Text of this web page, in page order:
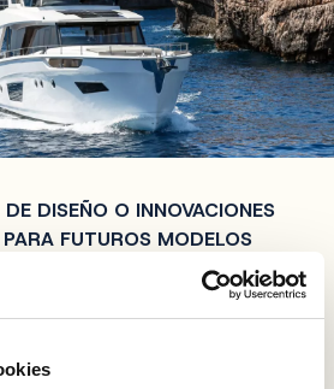
DISEÑO O INNOVACIONES
FUTUROS MODELOS
por ahora es un secreto de
EL DISEÑO DE YATES?